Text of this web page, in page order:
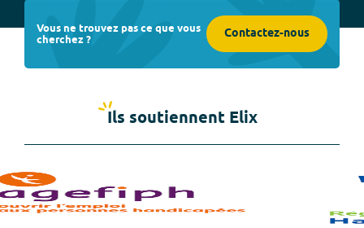
Vous ne trouvez pas ce que vous
cherchez ? Contactez-nous
Ils soutiennent Elix